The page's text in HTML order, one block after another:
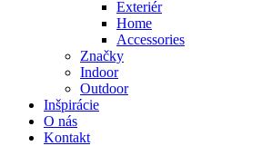
Exteriér
Home
Accessories
Značky
Indoor
Outdoor
Inšpirácie
O nás
Kontakt